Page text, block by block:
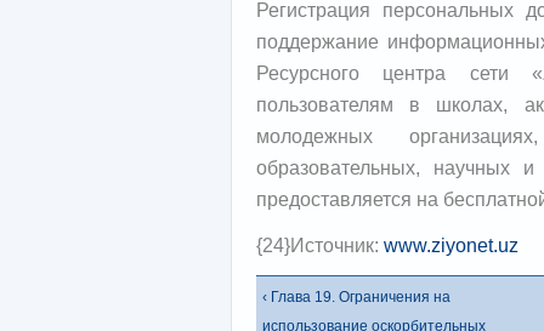
Регистрация персональных
поддержание
Ресурсного центра сети
пользователям в школах,
молодежных
образовательных, научных и
предоставляется на
{24}Источник: www.ziyonet.uz
‹ Глава 19. Ограничения на
использование оскорбительных